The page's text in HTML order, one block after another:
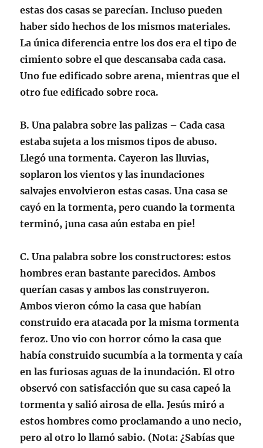
estas dos casas se parecían. Incluso pueden
haber sido hechos de los mismos materiales.
La única diferencia entre los dos era el tipo de
cimiento sobre el que descansaba cada casa.
Uno fue edificado sobre arena, mientras que el
otro fue edificado sobre roca.
B.Una palabra sobre las palizas – Cada casa
estaba sujeta a los mismos tipos de abuso.
Llegó una tormenta. Cayeron las lluvias,
soplaron los vientos y las inundaciones
salvajes envolvieron estas casas. Una casa se
cayó en la tormenta, pero cuando la tormenta
terminó, ¡una casa aún estaba en pie!
C.Una palabra sobre los constructores: estos
hombres eran bastante parecidos. Ambos
querían casas y ambos las construyeron.
Ambos vieron cómo la casa que habían
construido era atacada por la misma tormenta
feroz. Uno vio con horror cómo la casa que
había construido sucumbía a la tormenta y caía
en las furiosas aguas de la inundación. El otro
observó con satisfacción que su casa capeó la
tormenta y salió airosa de ella. Jesús miró a
estos hombres como proclamando a uno necio,
pero al otro lo llamó sabio. (Nota: ¿Sabías que